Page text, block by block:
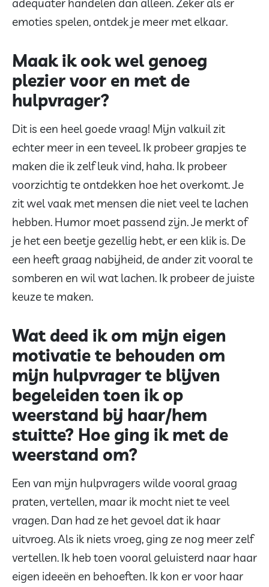
adequater handelen dan alleen. Zeker als er
emoties spelen, ontdek je meer met elkaar.
Maak ik ook wel genoeg
plezier voor en met de
hulpvrager?
Dit is een heel goede vraag! Mijn valkuil zit
echter meer in een teveel. Ik probeer grapjes te
maken die ik zelf leuk vind, haha. Ik probeer
voorzichtig te ontdekken hoe het overkomt. Je
zit wel vaak met mensen die niet veel te lachen
hebben. Humor moet passend zijn. Je merkt of
je het een beetje gezellig hebt, er een klik is. De
een heeft graag nabijheid, de ander zit vooral te
somberen en wil wat lachen. Ik probeer de juiste
keuze te maken.
Wat deed ik om mijn eigen
motivatie te behouden om
mijn hulpvrager te blijven
begeleiden toen ik op
weerstand bij haar/hem
stuitte? Hoe ging ik met de
weerstand om?
Een van mijn hulpvragers wilde vooral graag
praten, vertellen, maar ik mocht niet te veel
vragen. Dan had ze het gevoel dat ik haar
uitvroeg. Als ik niets vroeg, ging ze nog meer zelf
vertellen. Ik heb toen vooral geluisterd naar haar
eigen ideeën en behoeften. Ik kon er voor haar